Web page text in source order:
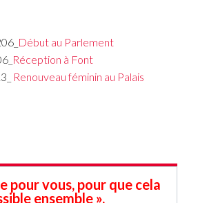
Début au Parlement
Réception à Font
Renouveau féminin au Palais
pour vous, pour que cela
ensemble ».